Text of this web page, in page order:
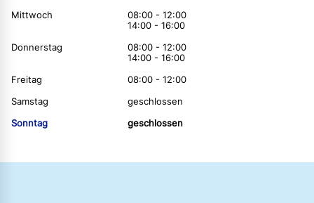
Mittwoch
08:00 - 12:00
14:00 - 16:00
Donnerstag
08:00 - 12:00
14:00 - 16:00
Freitag 08:00 - 12:00
Samstag geschlossen
Sonntag geschlossen